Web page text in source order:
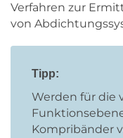
Verfahren zur
von
Tipp:
Werden für die
Kompribänder